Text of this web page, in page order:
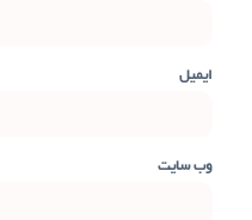
ایمیل
وب‌ سایت